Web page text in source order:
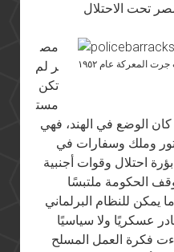
المعركة عام ١٩٥٢
مص
ر لم
تكن
مست
كان الوضع في الهند، فهي
وملك وسفارات في
احتلال وقوات أجنبية
الحكومة ملتبسًا
يمكن للنظام البرلماني
عسكريًا ولا سياسيًا
فكرة العمل المسلح